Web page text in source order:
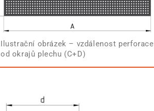
Ilustrační obrázek – vzdálenost perforace
od okrajů plechu (C+D)